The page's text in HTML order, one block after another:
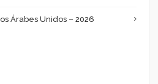
Árabes Unidos – 2026